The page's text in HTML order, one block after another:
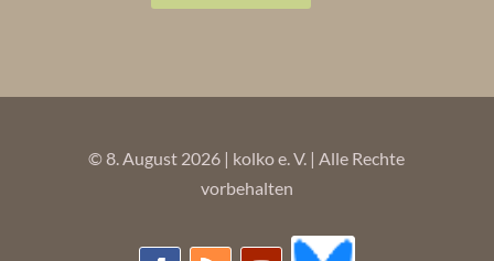
© 8. August 2026 | kolko e. V. | Alle Rechte
vorbehalten